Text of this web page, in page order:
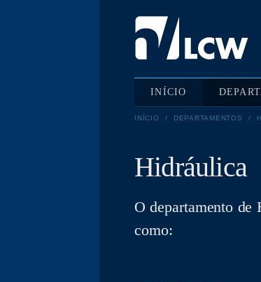
INÍCIO
INÍCIO / DEPARTAMENTOS /
Hidráulica
O departamento de
como: